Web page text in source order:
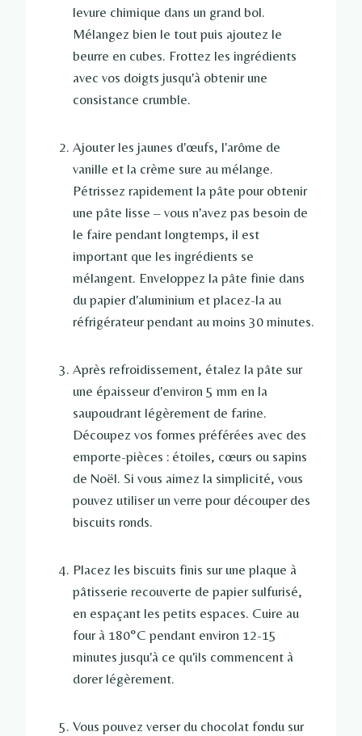
levure chimique dans un grand bol.
Mélangez bien le tout puis ajoutez le
beurre en cubes. Frottez les ingrédients
avec vos doigts jusqu'à obtenir une
consistance crumble.
Ajouter les jaunes d'œufs, l'arôme de
vanille et la crème sure au mélange.
Pétrissez rapidement la pâte pour obtenir
une pâte lisse – vous n'avez pas besoin de
le faire pendant longtemps, il est
important que les ingrédients se
mélangent. Enveloppez la pâte finie dans
du papier d'aluminium et placez-la au
réfrigérateur pendant au moins 30 minutes.
Après refroidissement, étalez la pâte sur
une épaisseur d'environ 5 mm en la
saupoudrant légèrement de farine.
Découpez vos formes préférées avec des
emporte-pièces : étoiles, cœurs ou sapins
de Noël. Si vous aimez la simplicité, vous
pouvez utiliser un verre pour découper des
biscuits ronds.
Placez les biscuits finis sur une plaque à
pâtisserie recouverte de papier sulfurisé,
en espaçant les petits espaces. Cuire au
four à 180°C pendant environ 12-15
minutes jusqu'à ce qu'ils commencent à
dorer légèrement.
Vous pouvez verser du chocolat fondu sur